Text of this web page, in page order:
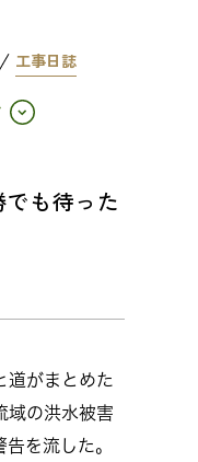
工事日誌
も待った
道がまとめた
域の洪水被害
を流した。